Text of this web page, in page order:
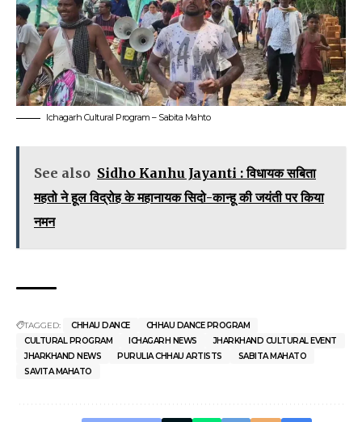
Ichagarh Cultural Program – Sabita Mahto
See also Sidho Kanhu Jayanti : विधायक सबिता
महतो ने हूल विद्रोह के महानायक सिदो-कान्हू की जयंती पर किया
नमन
TAGGED: CHHAU DANCE
CHHAU DANCE PROGRAM
CULTURAL PROGRAM
ICHAGARH NEWS
JHARKHAND CULTURAL EVENT
JHARKHAND NEWS
PURULIA CHHAU ARTISTS
SABITA MAHATO
SAVITA MAHATO